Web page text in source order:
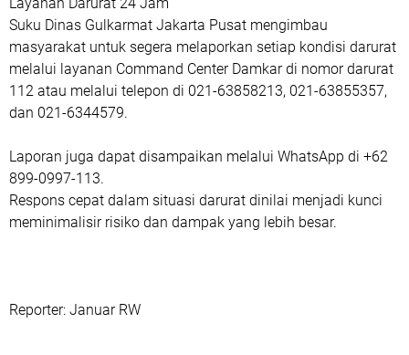
‎Suku Dinas Gulkarmat Jakarta Pusat mengimbau
masyarakat untuk segera melaporkan setiap kondisi darurat
melalui layanan Command Center Damkar di nomor darurat
112 atau melalui telepon di 021-63858213, 021-63855357,
dan 021-6344579.
Laporan juga dapat disampaikan melalui WhatsApp di +62
899-0997-113.
‎Respons cepat dalam situasi darurat dinilai menjadi kunci
meminimalisir risiko dan dampak yang lebih besar.
‎Reporter: Januar RW